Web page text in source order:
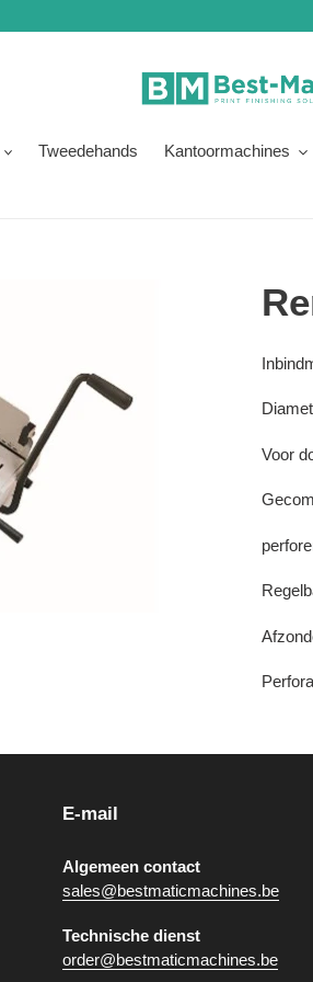
Tweedehands Kantoormachines
aan
Voor
E-mail
Algemeen contact
sales@bestmaticmachines.be
Technische dienst
order@bestmaticmachines.be